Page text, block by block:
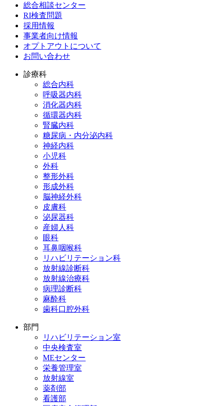
総合相談センター
RI検査問題
採用情報
事業者向け情報
オプトアウトについて
お問い合わせ
診療科
総合内科
呼吸器内科
消化器内科
循環器内科
腎臓内科
糖尿病・内分泌内科
神経内科
小児科
外科
整形外科
形成外科
脳神経外科
皮膚科
泌尿器科
産婦人科
眼科
耳鼻咽喉科
リハビリテーション科
放射線診断科
放射線治療科
病理診断科
麻酔科
歯科口腔外科
部門
リハビリテーション室
中央検査室
MEセンター
栄養管理室
放射線室
薬剤部
看護部